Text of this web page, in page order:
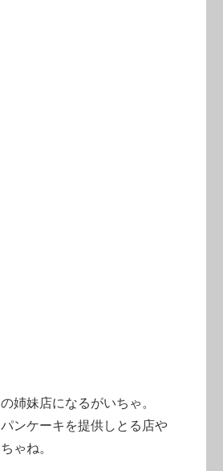
姉妹店になるがいちゃ。
ンケーキを提供しとる店や
ゃね。